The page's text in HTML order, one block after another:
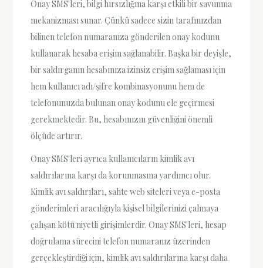
Onay SMS'leri, bilgi hırsızlığına karşı etkili bir savunma
mekanizması sunar. Çünkü sadece sizin tarafınızdan
bilinen telefon numaranıza gönderilen onay kodunu
kullanarak hesaba erişim sağlanabilir. Başka bir deyişle,
bir saldırganın hesabınıza izinsiz erişim sağlaması için
hem kullanıcı adı/şifre kombinasyonunu hem de
telefonunuzda bulunan onay kodunu ele geçirmesi
gerekmektedir. Bu, hesabınızın güvenliğini önemli
ölçüde artırır.
Onay SMS'leri ayrıca kullanıcıların kimlik avı
saldırılarına karşı da korunmasına yardımcı olur.
Kimlik avı saldırıları, sahte web siteleri veya e-posta
gönderimleri aracılığıyla kişisel bilgilerinizi çalmaya
çalışan kötü niyetli girişimlerdir. Onay SMS'leri, hesap
doğrulama sürecini telefon numaranız üzerinden
gerçekleştirdiği için, kimlik avı saldırılarına karşı daha